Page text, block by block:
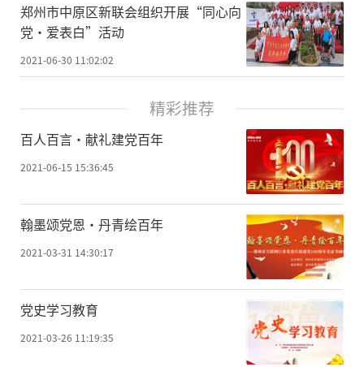
郑州市中原区新联会组织开展“同心向
党·爱表白”活动
2021-06-30 11:02:02
精彩推荐
百人百言·献礼建党百年
2021-06-15 15:36:45
翰墨颂党恩·丹青绘百年
2021-03-31 14:30:17
党史学习教育
2021-03-26 11:19:35